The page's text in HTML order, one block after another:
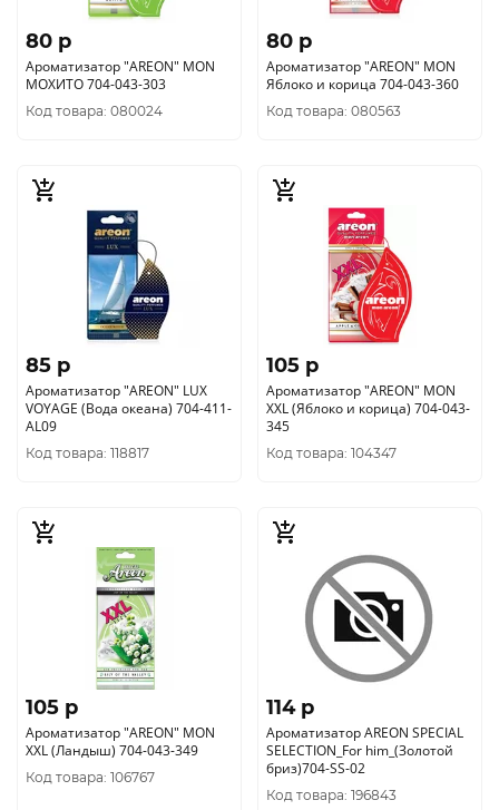
80 p
Ароматизатор "AREON" MON
МОХИТО 704-043-303
Код товара: 080024
80 p
Ароматизатор "AREON" MON
Яблоко и корица 704-043-360
Код товара: 080563
85 p
Ароматизатор "AREON" LUХ
VOYAGE (Вода океана) 704-411-
AL09
Код товара: 118817
105 p
Ароматизатор "AREON" MON
XXL (Яблоко и корица) 704-043-
345
Код товара: 104347
105 p
Ароматизатор "AREON" MON
XXL (Ландыш) 704-043-349
Код товара: 106767
114 p
Ароматизатор AREON SPECIAL
SELECTION_For him_(Золотой
бриз)704-SS-02
Код товара: 196843